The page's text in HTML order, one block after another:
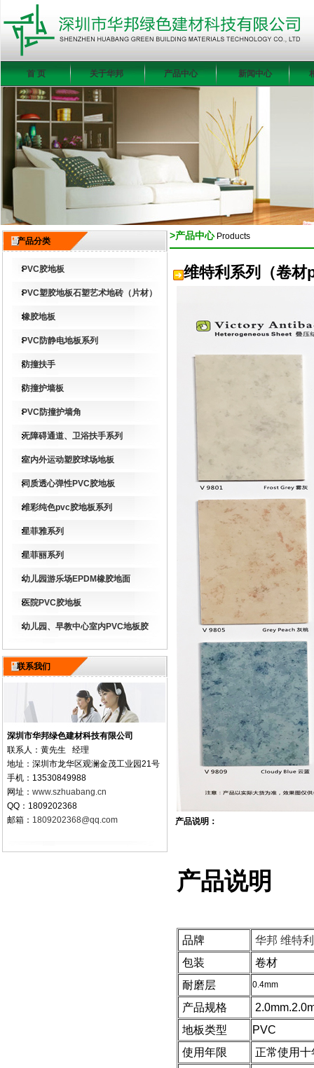
首 页 关于华邦 产品中心 新闻中心
产品分类
PVC胶地板
PVC塑胶地板石塑艺术地砖（片材）
橡胶地板
PVC防静电地板系列
防撞扶手
防撞护墙板
PVC防撞护墙角
无障碍通道、卫浴扶手系列
室内外运动塑胶球场地板
同质透心弹性PVC胶地板
维彩纯色pvc胶地板系列
星菲雅系列
星菲丽系列
幼儿园游乐场EPDM橡胶地面
医院PVC胶地板
幼儿园、早教中心室内PVC地板胶
联系我们
深圳市华邦绿色建材科技有限公司
联系人：黄先生 经理
地址：深圳市龙华区观澜金茂工业园21号
手机：13530849988
网址： www.szhuabang.cn
QQ：1809202368
邮箱： 1809202368@qq.com
>产品中心Products
维特利系列（卷材
产品说明：
产品说明
品牌
华邦 维特
包装
卷材
耐磨层
0.4mm
产品规格
地板类型
PVC
使用年限
正常使用十